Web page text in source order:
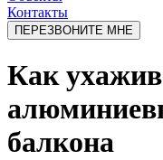
Контакты
ПЕРЕЗВОНИТЕ МНЕ
Как
балкона